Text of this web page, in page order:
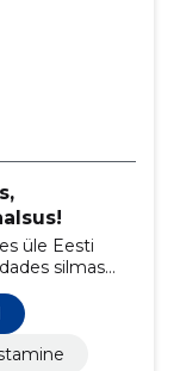
üle Eesti
silmas